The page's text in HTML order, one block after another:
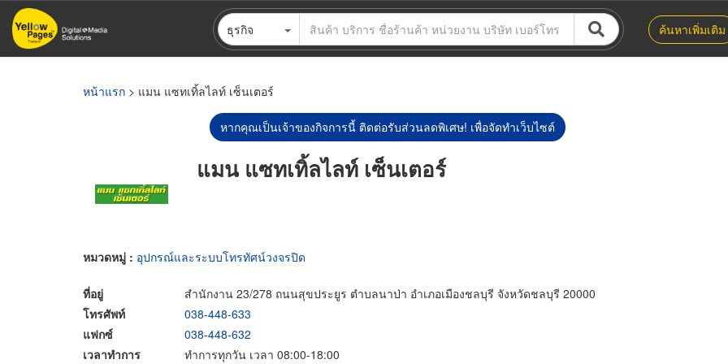
ข้าม
ไป
ธุรกิจ ค้นหาเพิ่มเติม
หน้าแรก > แมน แซทเทิ้ลไลท์ เซ็นเตอร์
หากคุณเป็นเจ้าของกิจการนี้ ติดต่อรับส่วนลดพิเศษ! เพื่อจัดทำเว็บไซต์
แมน แซทเทิ้ลไลท์ เซ็นเตอร์
หมวดหมู่ : อุปกรณ์และระบบโทรทัศน์วงจรปิด
ที่อยู่
สำนักงาน 23/278 ถนนสุขประยูร ตำบลนาป่า อำเภอเมืองชลบุรี จังหวัดชลบุรี 20000
โทรศัพท์
038-448-633
แฟกซ์
038-448-632
เวลาทำการ
ทำการทุกวัน เวลา 08:00-18:00